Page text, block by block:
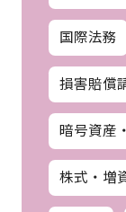
国際法務
損害賠償
暗号資産
株式・増